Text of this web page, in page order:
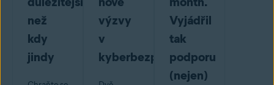
než
kdy
jindy
výzvy
v
kyberbezpečnosti
Vyjádřil
tak
podporu
(nejen)